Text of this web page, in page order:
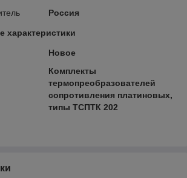
Россия
характеристики
Новое
Комплекты
термопреобразователей
сопротивления платиновых,
типы ТСПТК 202